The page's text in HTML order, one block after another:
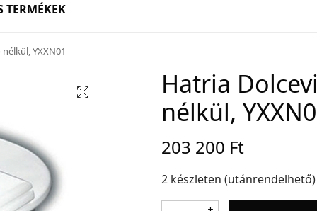
TERMÉKEK
YXXN01
Hatria
nélkül,
203 200 Ft
2 készleten (utánrendelhető)